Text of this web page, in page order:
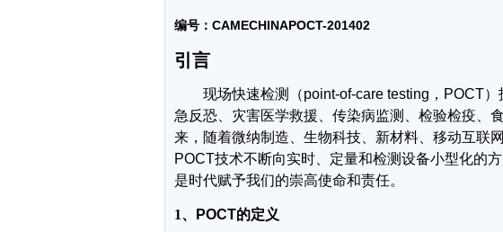
编号： CAMECHINAPOCT-201402
引言
现场快速检测（point-of-care testing ， POCT）
急反恐、灾害医学救援、传染病监测、检验检疫、
来，随着微纳制造、生物科技、新材料、移动互联
POCT技术不断向实时、定量和检测设备小型化的
是时代赋予我们的崇高使命和责任。
1、 POCT的定义